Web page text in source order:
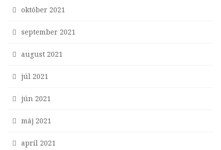
október 2021
september 2021
august 2021
júl 2021
jún 2021
máj 2021
apríl 2021